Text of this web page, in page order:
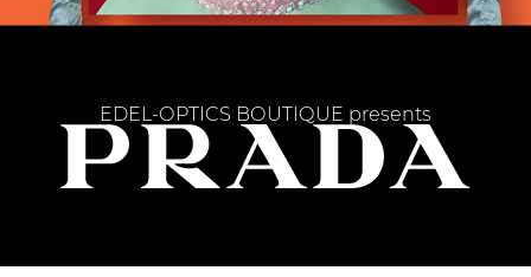
EDEL-OPTICS BOUTIQUE presents